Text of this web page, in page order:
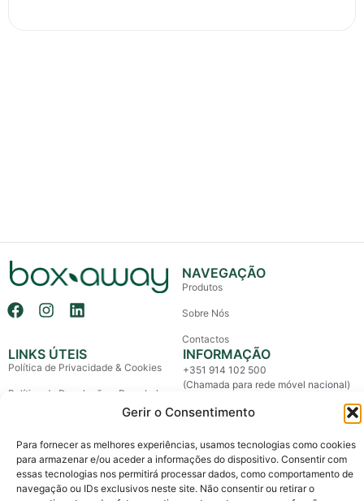
Gerir o Consentimento
Para fornecer as melhores experiências, usamos tecnologias como cookies
para armazenar e/ou aceder a informações do dispositivo. Consentir com
essas tecnologias nos permitirá processar dados, como comportamento de
navegação ou IDs exclusivos neste site. Não consentir ou retirar o
NAVEGAÇÃO
Produtos
Sobre Nós
Contactos
LINKS ÚTEIS
Política de Privacidade & Cookies
Política de Devolução e Reembolso
Litígios de Consumo
Livro de Reclamações
INFORMAÇÃO
+351 914 102 500
(Chamada para rede móvel nacional)
info@boxaway.pt